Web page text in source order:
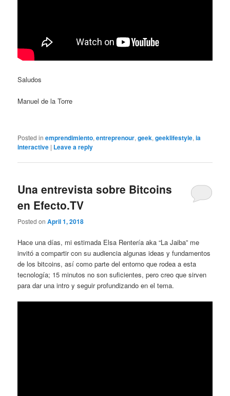
Saludos
Manuel de la Torre
Posted in emprendimiento,entreprenour,geek,geeklifestyle,ia
interactive | Leave a reply
Una entrevista sobre Bitcoins
en Efecto.TV
Posted onApril 1, 2018
Hace una días, mi estimada Elsa Rentería aka “La Jaiba” me
invitó a compartir con su audiencia algunas ideas y fundamentos
de los bitcoins, así como parte del entorno que rodea a esta
tecnología; 15 minutos no son suficientes, pero creo que sirven
para dar una intro y seguir profundizando en el tema.